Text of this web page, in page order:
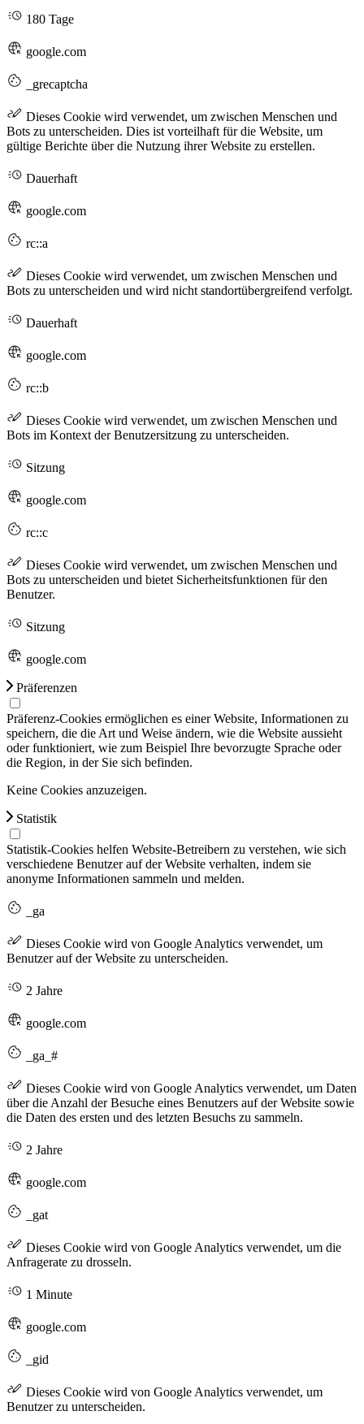
180 Tage
google.com
_grecaptcha
Dieses Cookie wird verwendet, um zwischen Menschen und
Bots zu unterscheiden. Dies ist vorteilhaft für die Website, um
gültige Berichte über die Nutzung ihrer Website zu erstellen.
Dauerhaft
google.com
rc::a
Dieses Cookie wird verwendet, um zwischen Menschen und
Bots zu unterscheiden und wird nicht standortübergreifend verfolgt.
Dauerhaft
google.com
rc::b
Dieses Cookie wird verwendet, um zwischen Menschen und
Bots im Kontext der Benutzersitzung zu unterscheiden.
Sitzung
google.com
rc::c
Dieses Cookie wird verwendet, um zwischen Menschen und
Bots zu unterscheiden und bietet Sicherheitsfunktionen für den
Benutzer.
Sitzung
google.com
Präferenzen
Präferenz-Cookies ermöglichen es einer Website, Informationen zu
speichern, die die Art und Weise ändern, wie die Website aussieht
oder funktioniert, wie zum Beispiel Ihre bevorzugte Sprache oder
die Region, in der Sie sich befinden.
Keine Cookies anzuzeigen.
Statistik
Statistik-Cookies helfen Website-Betreibern zu verstehen, wie sich
verschiedene Benutzer auf der Website verhalten, indem sie
anonyme Informationen sammeln und melden.
_ga
Dieses Cookie wird von Google Analytics verwendet, um
Benutzer auf der Website zu unterscheiden.
2 Jahre
google.com
_ga_#
Dieses Cookie wird von Google Analytics verwendet, um Daten
über die Anzahl der Besuche eines Benutzers auf der Website sowie
die Daten des ersten und des letzten Besuchs zu sammeln.
2 Jahre
google.com
_gat
Dieses Cookie wird von Google Analytics verwendet, um die
Anfragerate zu drosseln.
1 Minute
google.com
_gid
Dieses Cookie wird von Google Analytics verwendet, um
Benutzer zu unterscheiden.